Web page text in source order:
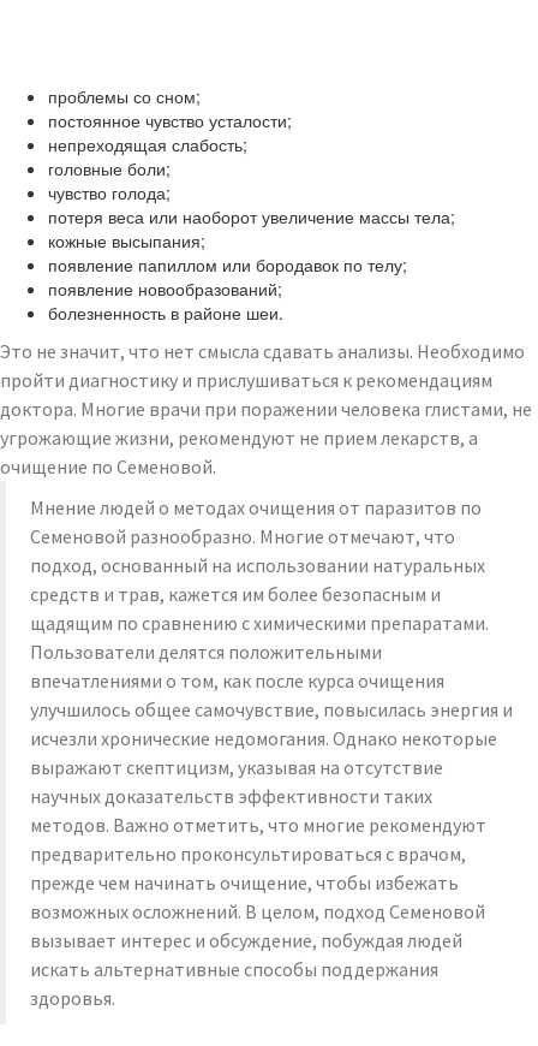
проблемы со сном;
постоянное чувство усталости;
непреходящая слабость;
головные боли;
чувство голода;
потеря веса или наоборот увеличение массы тела;
кожные высыпания;
появление папиллом или бородавок по телу;
появление новообразований;
болезненность в районе шеи.
Это не значит, что нет смысла сдавать анализы. Необходимо
пройти диагностику и прислушиваться к рекомендациям
доктора. Многие врачи при поражении человека глистами, не
угрожающие жизни, рекомендуют не прием лекарств, а
очищение по Семеновой.
Мнение людей о методах очищения от паразитов по
Семеновой разнообразно. Многие отмечают, что
подход, основанный на использовании натуральных
средств и трав, кажется им более безопасным и
щадящим по сравнению с химическими препаратами.
Пользователи делятся положительными
впечатлениями о том, как после курса очищения
улучшилось общее самочувствие, повысилась энергия и
исчезли хронические недомогания. Однако некоторые
выражают скептицизм, указывая на отсутствие
научных доказательств эффективности таких
методов. Важно отметить, что многие рекомендуют
предварительно проконсультироваться с врачом,
прежде чем начинать очищение, чтобы избежать
возможных осложнений. В целом, подход Семеновой
вызывает интерес и обсуждение, побуждая людей
искать альтернативные способы поддержания
здоровья.